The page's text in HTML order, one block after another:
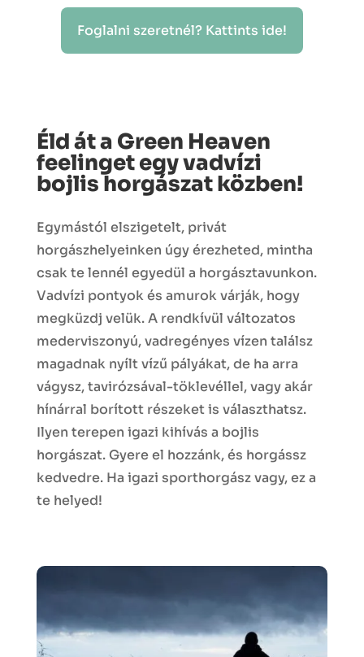
Foglalni szeretnél? Kattints ide!
Éld át a Green Heaven
feelinget egy vadvízi
bojlis horgászat közben!
Egymástól elszigetelt, privát
horgászhelyeinken úgy érezheted, mintha
csak te lennél egyedül a horgásztavunkon.
Vadvízi pontyok és amurok várják, hogy
megküzdj velük. A rendkívül változatos
mederviszonyú, vadregényes vízen találsz
magadnak nyílt vízű pályákat, de ha arra
vágysz, tavirózsával-töklevéllel, vagy akár
hínárral borított részeket is választhatsz.
Ilyen terepen igazi kihívás a bojlis
horgászat. Gyere el hozzánk, és horgássz
kedvedre. Ha igazi sporthorgász vagy, ez a
te helyed!